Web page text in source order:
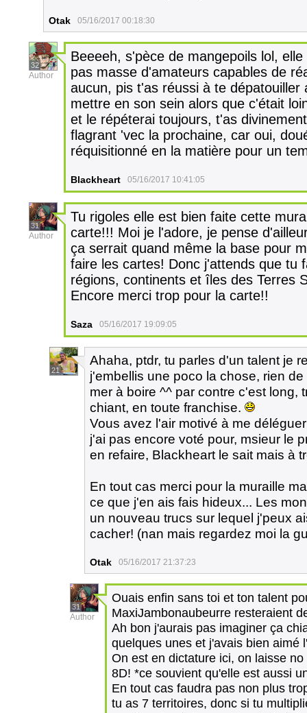
Otak 05/16/2017 00:18:30
32
Author
Beeeeh, s'pèce de mangepoils lol,
pas masse d'amateurs capables de
aucun, pis t'as réussi à te
mettre en son sein alors que c'était
et le répéterai toujours, t'as
flagrant 'vec la prochaine, car oui,
réquisitionné en la matière pour un
Blackheart 05/16/2017 10:41:05
31
Author
Tu rigoles elle est bien faite cette
carte!!! Moi je l'adore, je pense
ça serrait quand même la base pour
faire les cartes! Donc j'attends que tu
régions, continents et îles des Terres
Encore merci trop pour la carte!!
Saza 05/16/2017 19:09:05
21
Ahaha, ptdr, tu parles d'un talent je
j'embellis une poco la chose, rien
mer à boire ^^ par contre c'est long,
chiant, en toute franchise.
Vous avez l'air motivé à me
j'ai pas encore voté pour, msieur le
en refaire, Blackheart le sait mais à
En tout cas merci pour la muraille
ce que j'en ais fais hideux... Les
un nouveau trucs sur lequel j'peux
cacher! (nan mais regardez moi la
Otak 05/16/2017 21:37:23
31
Author
Ouais enfin sans toi et ton talent
MaxiJambonaubeurre resteraient
Ah bon j'aurais pas imaginer ça
quelques unes et j'avais bien aimé
On est en dictature ici, on laisse
8D! *ce souvient qu'elle est aussi
En tout cas faudra pas non plus
tu as 7 territoires, donc si tu